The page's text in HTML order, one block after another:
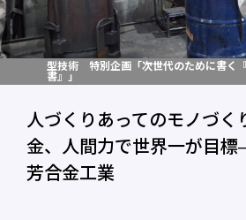
型技術 特別企画「次世代のために書く
書』」
人づくりあってのモノづ
金、人間力で世界一が目
芳合金工業